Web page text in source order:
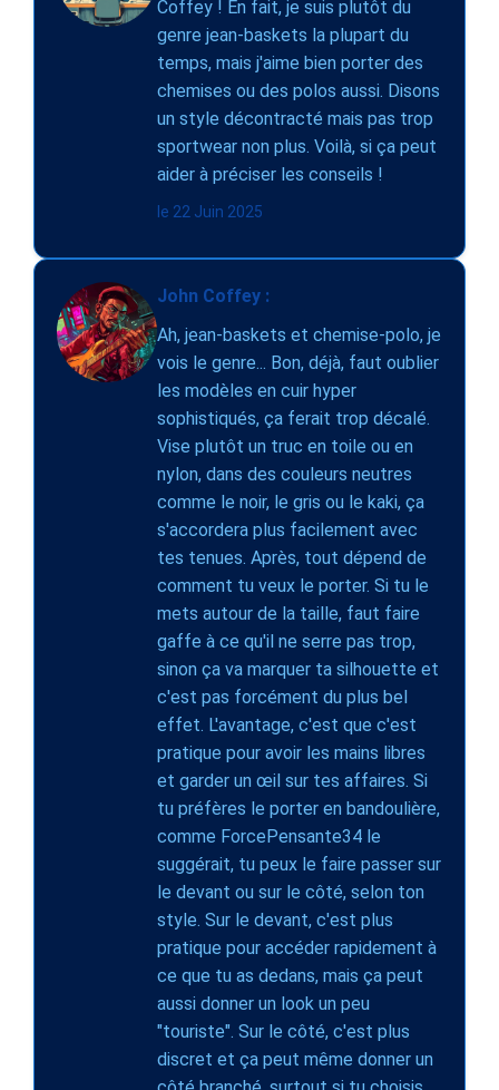
Coffey ! En fait, je suis plutôt du
genre jean-baskets la plupart du
temps, mais j'aime bien porter des
chemises ou des polos aussi. Disons
un style décontracté mais pas trop
sportwear non plus. Voilà, si ça peut
aider à préciser les conseils !
le 22 Juin 2025
John Coffey :
Ah, jean-baskets et chemise-polo, je
vois le genre... Bon, déjà, faut oublier
les modèles en cuir hyper
sophistiqués, ça ferait trop décalé.
Vise plutôt un truc en toile ou en
nylon, dans des couleurs neutres
comme le noir, le gris ou le kaki, ça
s'accordera plus facilement avec
tes tenues. Après, tout dépend de
comment tu veux le porter. Si tu le
mets autour de la taille, faut faire
gaffe à ce qu'il ne serre pas trop,
sinon ça va marquer ta silhouette et
c'est pas forcément du plus bel
effet. L'avantage, c'est que c'est
pratique pour avoir les mains libres
et garder un œil sur tes affaires. Si
tu préfères le porter en bandoulière,
comme ForcePensante34 le
suggérait, tu peux le faire passer sur
le devant ou sur le côté, selon ton
style. Sur le devant, c'est plus
pratique pour accéder rapidement à
ce que tu as dedans, mais ça peut
aussi donner un look un peu
"touriste". Sur le côté, c'est plus
discret et ça peut même donner un